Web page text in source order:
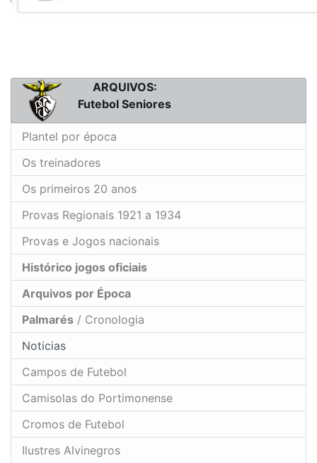
ARQUIVOS:
Futebol Seniores
Plantel por época
Os treinadores
Os primeiros 20 anos
Provas Regionais 1921 a 1934
Provas e Jogos nacionais
Histórico jogos oficiais
Arquivos por Época
Palmarés / Cronologia
Noticias
Campos de Futebol
Camisolas do Portimonense
Cromos de Futebol
Ilustres Alvinegros